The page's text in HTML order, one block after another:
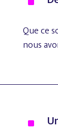
Quece
nous
^